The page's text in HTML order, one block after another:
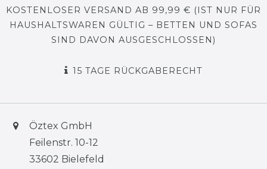
KOSTENLOSER VERSAND AB 99,99 € (IST NUR FÜR
HAUSHALTSWAREN GÜLTIG – BETTEN UND SOFAS
SIND DAVON AUSGESCHLOSSEN)
15 TAGE RÜCKGABERECHT
Öztex GmbH
Feilenstr. 10-12
33602 Bielefeld